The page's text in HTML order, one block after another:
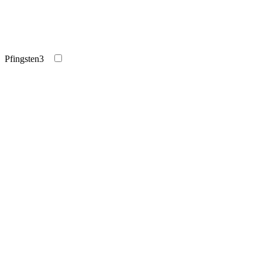
Pfingsten3